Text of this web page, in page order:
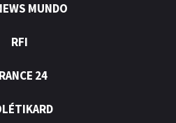
MUNDO
RFI
24